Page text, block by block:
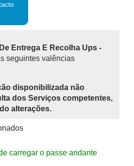
Entrega E Recolha Ups -
seguintes valências
disponibilizada não
dos Serviços competentes,
alterações.
carregar o passe andante